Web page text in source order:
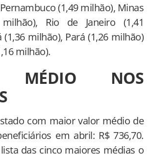
(1,49 milhão), Minas
Rio de Janeiro (1,41
(1,36 milhão), Pará (1,26 milhão)
milhão).
MÉDIO NOS
com maior valor médio de
em abril: R$ 736,70.
das cinco maiores médias o